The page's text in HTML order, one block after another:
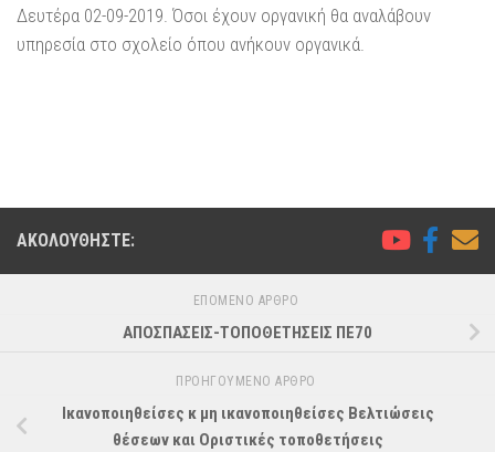
Δευτέρα 02-09-2019. Όσοι έχουν οργανική θα αναλάβουν
υπηρεσία στο σχολείο όπου ανήκουν οργανικά.
ΑΚΟΛΟΥΘΉΣΤΕ:
ΕΠΌΜΕΝΟ ΆΡΘΡΟ
ΑΠΟΣΠΑΣΕΙΣ-ΤΟΠΟΘΕΤΗΣΕΙΣ ΠΕ70
ΠΡΟΗΓΟΎΜΕΝΟ ΆΡΘΡΟ
Ικανοποιηθείσες κ μη ικανοποιηθείσες Βελτιώσεις
θέσεων και Οριστικές τοποθετήσεις